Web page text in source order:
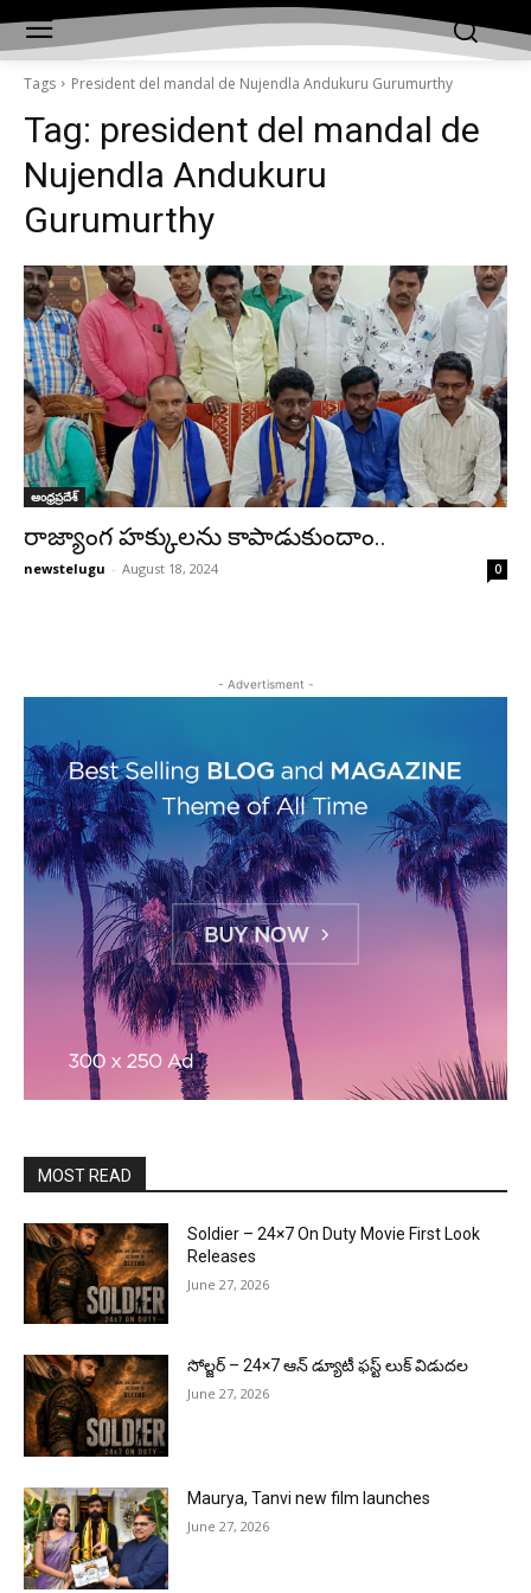
Tags President del mandal de Nujendla Andukuru Gurumurthy
Tag: president del mandal de
Nujendla Andukuru
Gurumurthy
ఆంధ్రప్రదేశ్‌
రాజ్యాంగ హక్కులను కాపాడుకుందాం..
newstelugu - August 18, 2024 0
- Advertisment -
MOST READ
Soldier – 24×7 On Duty Movie First Look
Releases
June 27, 2026
సోల్జర్ – 24×7 ఆన్ డ్యూటీ ఫస్ట్ లుక్ విడుదల
June 27, 2026
Maurya, Tanvi new film launches
June 27, 2026